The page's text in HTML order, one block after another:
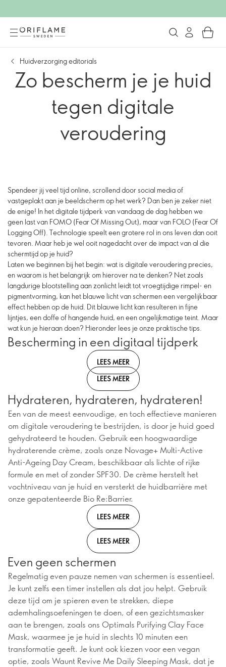
Huidverzorging editorials
Zo bescherm je je huid
tegen digitale
veroudering
Spendeer jij veel tijd online, scrollend door social media of
vastgeplakt aan je beeldscherm op het werk? Dan ben je zeker niet
de enige! In het digitale tijdperk van vandaag de dag hebben we
geen last van FOMO (Fear Of Missing Out), maar van FOLO (Fear Of
Logging Off). Technologie speelt een grotere rol in ons leven dan ooit
tevoren. Maar heb je wel ooit nagedacht over de impact van al die
schermtijd op je huid?
Laten we beginnen bij het begin: wat is digitale veroudering precies,
en waarom is het belangrijk om hierover na te denken? Net zoals
langdurige blootstelling aan zonlicht leidt tot vroegtijdige rimpel- en
pigmentvorming, kan het blauwe licht van schermen een vergelijkbaar
effect hebben op de huid. Dit blauwe licht kan resulteren in fijne
lijntjes, een doffe of hangende huid, en een ongelijkmatige teint. Maar
wat kun je hieraan doen? Hieronder lees je onze praktische tips.
Bescherming in een digitaal tijdperk
LEES MEER
LEES MEER
Hydrateren, hydrateren, hydrateren!
Een van de meest eenvoudige, en toch effectieve manieren
om digitale veroudering te bestrijden, is door je huid goed
gehydrateerd te houden. Gebruik een hoogwaardige
hydraterende crème, zoals onze Novage+ Multi-Active
Anti-Ageing Day Cream, beschikbaar als lichte of rijke
formule en met of zonder SPF30. De crème herstelt het
vochtniveau van je huid en versterkt de huidbarrière met
onze gepatenteerde Bio Re:Barrier.
LEES MEER
LEES MEER
Even geen schermen
Regelmatig even pauze nemen van schermen is essentieel.
Je kunt zelfs een timer instellen als dat jou helpt. Gebruik
deze tijd om je spieren even te strekken, diepe
ademhalingsoefeningen te doen, of een gezichtsmasker
aan te brengen, zoals ons Optimals Purifying Clay Face
Mask, waarmee je je huid in slechts 10 minuten een
transformatie geeft. Je kunt ook kiezen voor een vegan
optie, zoals Waunt Revive Me Daily Sleeping Mask, dat je